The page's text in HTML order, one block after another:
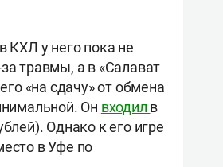
КХЛ у него пока не
травмы, а в «Салават
«на сдачу» от обмена
Он входил в
Однако к его игре
в Уфе по